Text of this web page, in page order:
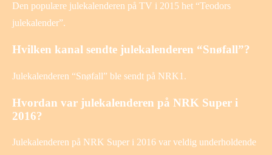
Den populære julekalenderen på TV i 2015 het “Teodors
julekalender”.
Hvilken kanal sendte julekalenderen “Snøfall”?
Julekalenderen “Snøfall” ble sendt på NRK1.
Hvordan var julekalenderen på NRK Super i
2016?
Julekalenderen på NRK Super i 2016 var veldig underholdende